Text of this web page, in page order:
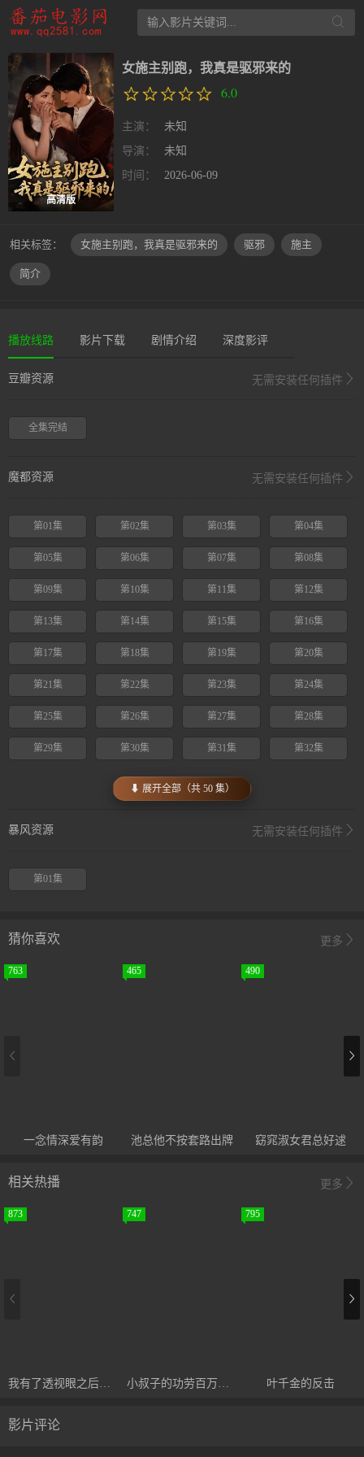
高清版
女施主别跑，我真是驱邪来的
6.0
主演：
未知
导演：
未知
时间：
2026-06-09
相关标签： 女施主别跑，我真是驱邪来的 驱邪 施主
简介
播放线路 影片下载 剧情介绍 深度影评
豆瓣资源 无需安装任何插件
全集完结
魔都资源 无需安装任何插件
第01集 第02集 第03集 第04集
第05集 第06集 第07集 第08集
第09集 第10集 第11集 第12集
第13集 第14集 第15集 第16集
第17集 第18集 第19集 第20集
第21集 第22集 第23集 第24集
第25集 第26集 第27集 第28集
第29集 第30集 第31集 第32集
⬇ 展开全部（共 50 集）
暴风资源 无需安装任何插件
第01集
更多
猜你喜欢
763
一念情深爱有韵
465
池总他不按套路出牌
490
窈窕淑女君总好逑
更多
相关热播
873
我有了透视眼之后，运气好到爆
747
小叔子的功劳百万年薪真相曝光
795
叶千金的反击
影片评论